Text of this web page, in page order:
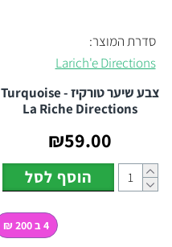
סדרת המוצר:
Larich'e Directions
צבע שיער טורקיז Turquoise -
La Riche Directions
₪59.00
הוסף לסל
4 ב 200 ₪